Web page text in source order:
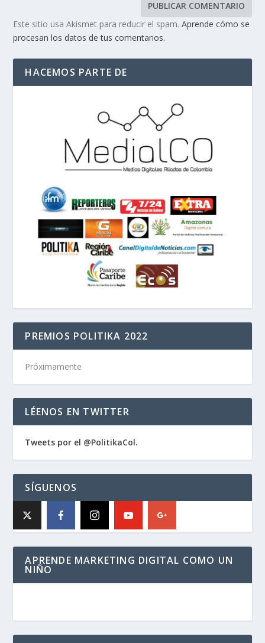
Este sitio usa Akismet para reducir el spam.Aprende cómo se
procesan los datos de tus comentarios.
HACEMOS PARTE DE
PREMIOS POLITIKA 2022
Próximamente
LÉENOS EN TWITTER
Tweets por el @PolitikaCol.
SÍGUENOS
APRENDE MARKETING DIGITAL COMO UN
NIÑO